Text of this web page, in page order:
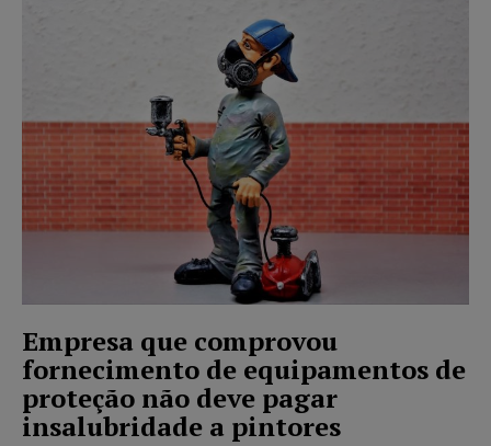
Empresa que comprovou
fornecimento de equipamentos de
proteção não deve pagar
insalubridade a pintores